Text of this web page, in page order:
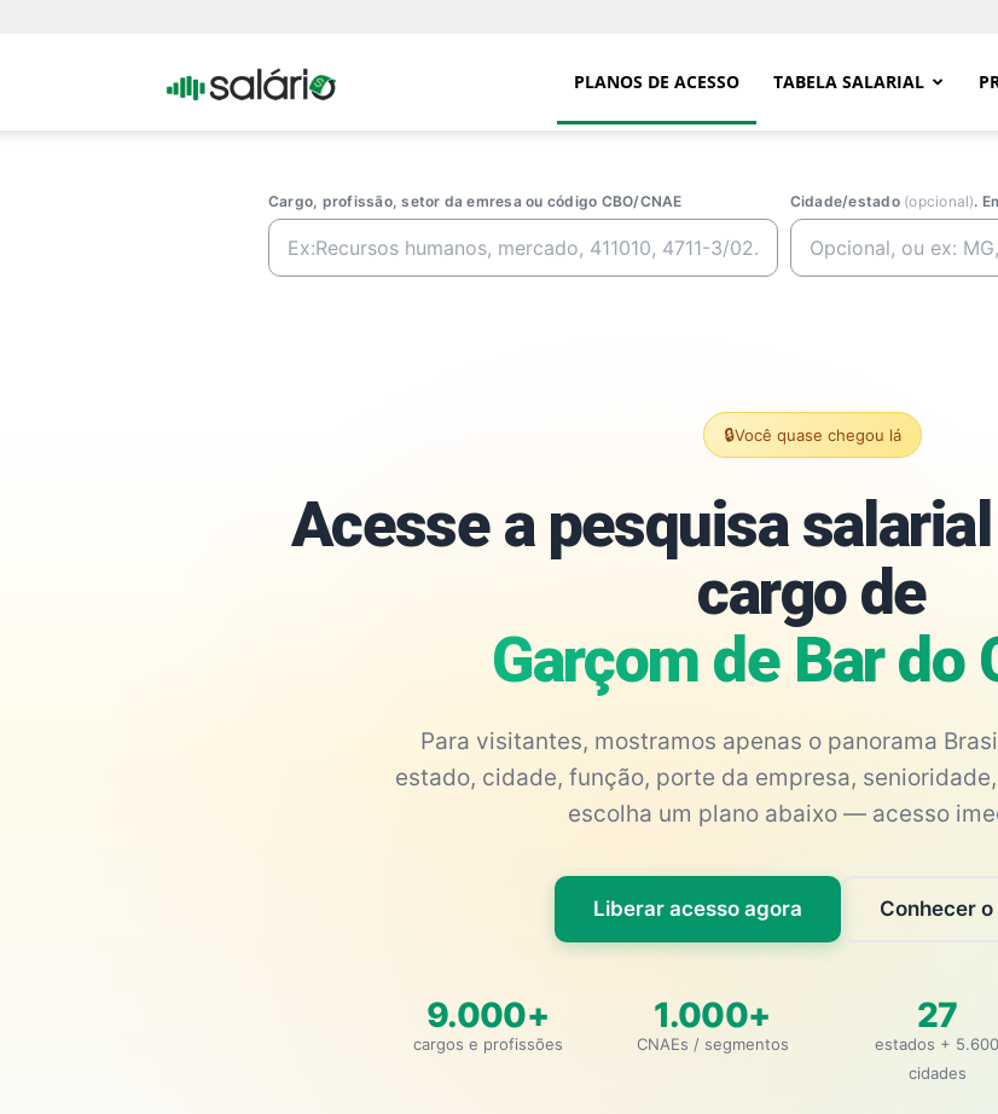
Portal PLANOS DE ACESSO TABELA SALARIAL
Cargo, profissão, setor da emresa ou código CBO/CNAE Cidade/estado (opcional).
🔒Você quase chegou lá
Acesse a pesquisa
cargo de
Garçom de Bar do
Para visitantes, mostramos apenas o panorama
estado, cidade, função, porte da empresa, senioridade,
escolha um plano abaixo — acesso
Liberar acesso agora Conhecer o
9.000+
cargos e profissões
1.000+
CNAEs / segmentos
27
estados + 5.600
cidades